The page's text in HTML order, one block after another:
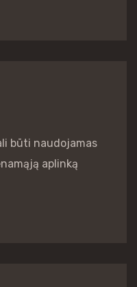
būti naudojamas
aplinką